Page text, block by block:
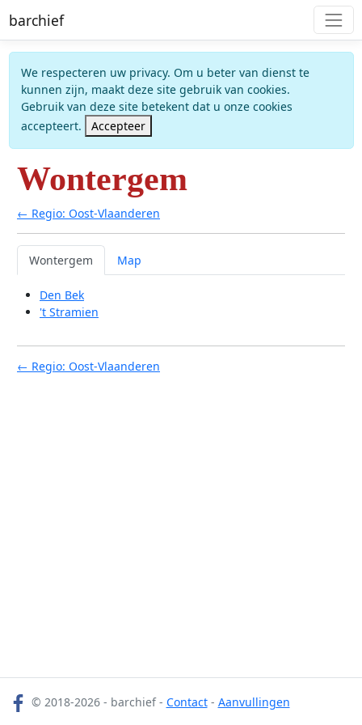
barchief
We respecteren uw privacy. Om u beter van dienst te
kunnen zijn, maakt deze site gebruik van cookies.
Gebruik van deze site betekent dat u onze cookies
accepteert.
Accepteer
Wontergem
← Regio: Oost-Vlaanderen
Wontergem Map
Den Bek
't Stramien
← Regio: Oost-Vlaanderen
© 2018-2026 - barchief - Contact- Aanvullingen